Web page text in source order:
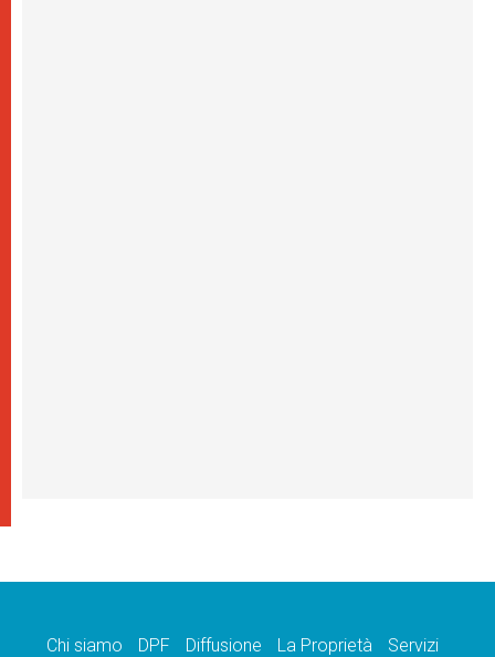
Chi siamo DPF Diffusione La Proprietà
Servizi